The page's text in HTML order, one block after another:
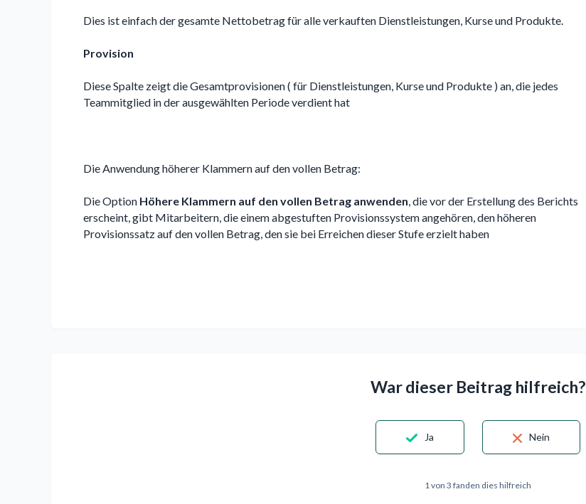
Dies ist einfach der gesamte Nettobetrag für alle verkauften Dienstleistungen, Kurse und Produkte.
Provision
Diese Spalte zeigt die Gesamtprovisionen ( für Dienstleistungen, Kurse und Produkte ) an, die jedes
Teammitglied in der ausgewählten Periode verdient hat
Die Anwendung höherer Klammern auf den vollen Betrag:
Die Option Höhere Klammern auf den vollen Betrag anwenden , die vor der Erstellung des Berichts
erscheint, gibt Mitarbeitern, die einem abgestuften Provisionssystem angehören, den höheren
Provisionssatz auf den vollen Betrag, den sie bei Erreichen dieser Stufe erzielt haben
War dieser Beitrag hilfreich?
Ja Nein
1 von 3 fanden dies hilfreich